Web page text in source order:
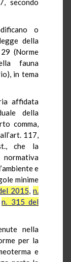
secondo
o
della
(Norme
fauna
in tema
affidata
della
comma,
117,
che la
e
minime
2015, n.
n. 315 del
nella
per la
e